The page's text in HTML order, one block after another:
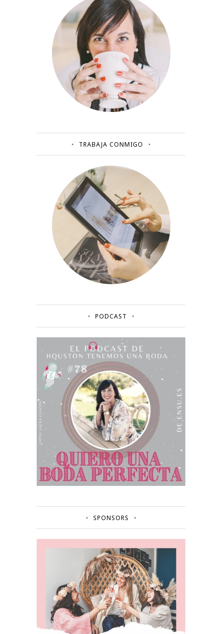
TRABAJA CONMIGO
PODCAST
SPONSORS